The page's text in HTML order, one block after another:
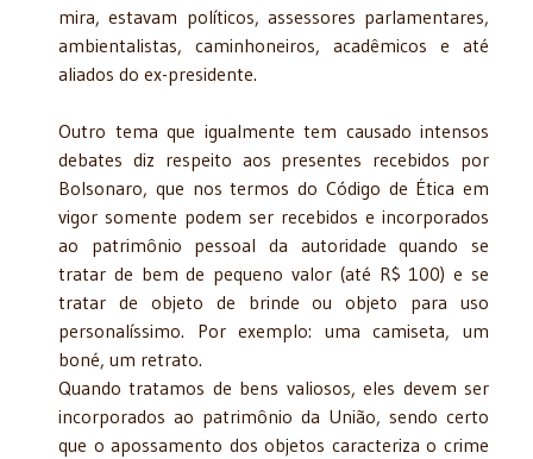
mira, estavam políticos, assessores parlamentares,
ambientalistas, caminhoneiros, acadêmicos e até
aliados do ex-presidente.
Outro tema que igualmente tem causado intensos
debates diz respeito aos presentes recebidos por
Bolsonaro, que nos termos do Código de Ética em
vigor somente podem ser recebidos e incorporados
ao patrimônio pessoal da autoridade quando se
tratar de bem de pequeno valor (até R$ 100) e se
tratar de objeto de brinde ou objeto para uso
personalíssimo. Por exemplo: uma camiseta, um
boné, um retrato.
Quando tratamos de bens valiosos, eles devem ser
incorporados ao patrimônio da União, sendo certo
que o apossamento dos objetos caracteriza o crime